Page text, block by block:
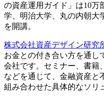
の資産運用ガイド」は10万
学、明治大学、丸の内朝大
を開講。
株式会社資産デザイン研究
お金との付き合い方を通し
会社です。セミナー、書籍
などを通じて、金融資産と
組み合わせた具体的なソリ